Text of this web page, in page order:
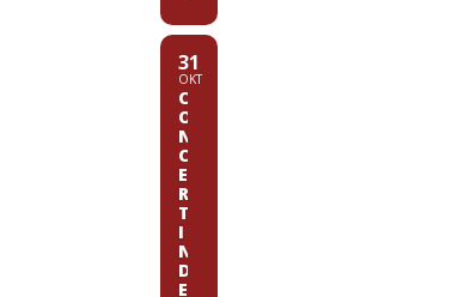
31
OKT
C
O
N
C
E
R
T
I
N
D
E